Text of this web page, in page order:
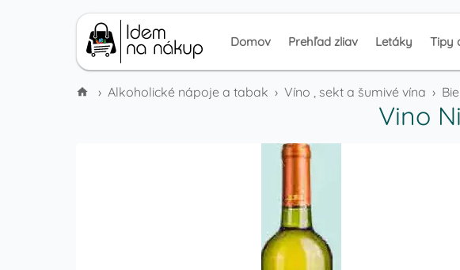
Domov Prehľad zliav Letáky Tipy
› Alkoholické nápoje a tabak › Víno , sekt a šumivé vína ›
Vino